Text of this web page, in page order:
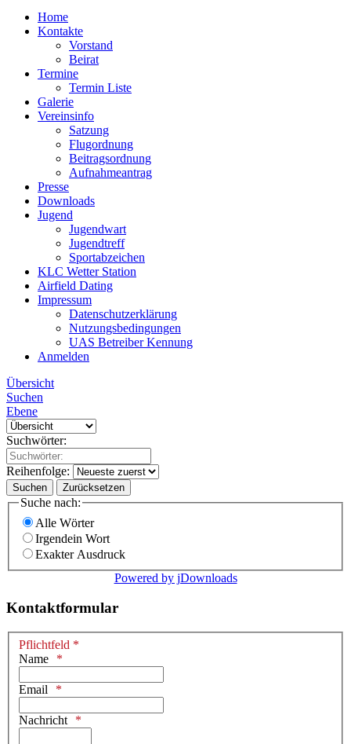
Home
Kontakte
Vorstand
Beirat
Termine
Termin Liste
Galerie
Vereinsinfo
Satzung
Flugordnung
Beitragsordnung
Aufnahmeantrag
Presse
Downloads
Jugend
Jugendwart
Jugendtreff
Sportabzeichen
KLC Wetter Station
Airfield Dating
Impressum
Datenschutzerklärung
Nutzungsbedingungen
UAS Betreiber Kennung
Anmelden
Übersicht
Suchen
Ebene
Suchwörter:
Reihenfolge:
Suchen Zurücksetzen
Suche nach:
Alle Wörter
Irgendein Wort
Exakter Ausdruck
Powered by jDownloads
Kontaktformular
Pflichtfeld *
Name
Email
Nachricht